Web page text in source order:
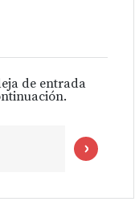
de entrada